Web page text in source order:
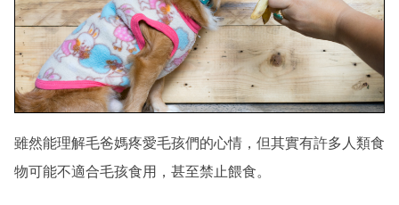
雖然能理解毛爸媽疼愛毛孩們的心情，但其實有許多人類食
物可能不適合毛孩食用，甚至禁止餵食。